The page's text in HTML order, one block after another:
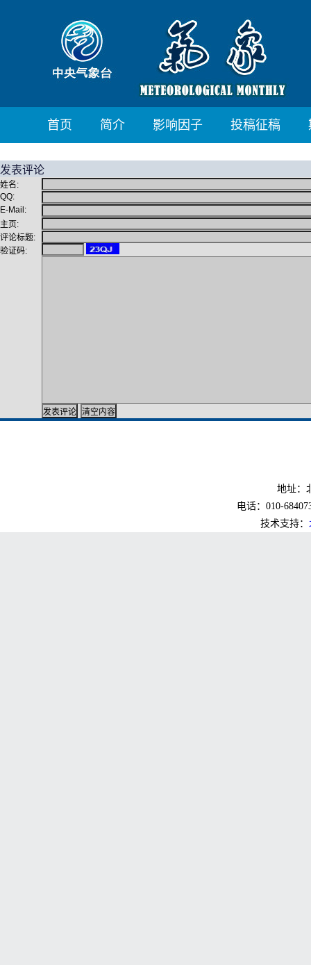
首页 简介 影响因子 投稿征稿
发表评论
姓名:
QQ:
E-Mail:
主页:
评论标题:
验证码:
地址：
电话：010-
技术支持：